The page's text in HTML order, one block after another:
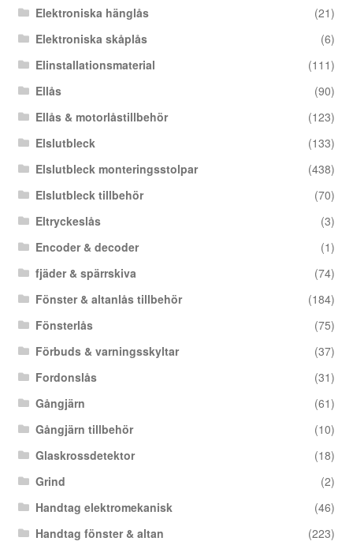
Elektroniska hänglås
(21)
Elektroniska skåplås
(6)
Elinstallationsmaterial
(111)
Ellås
(90)
Ellås & motorlåstillbehör
(123)
Elslutbleck
(133)
Elslutbleck monteringsstolpar
(438)
Elslutbleck tillbehör
(70)
Eltryckeslås
(3)
Encoder & decoder
(1)
fjäder & spärrskiva
(74)
Fönster & altanlås tillbehör
(184)
Fönsterlås
(75)
Förbuds & varningsskyltar
(37)
Fordonslås
(31)
Gångjärn
(61)
Gångjärn tillbehör
(10)
Glaskrossdetektor
(18)
Grind
(2)
Handtag elektromekanisk
(46)
Handtag fönster & altan
(223)